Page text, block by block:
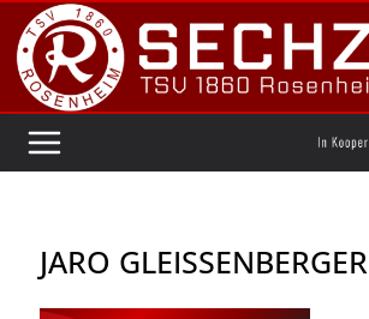
Zum
Inhalt
springen
JARO GLEISSENBERGER